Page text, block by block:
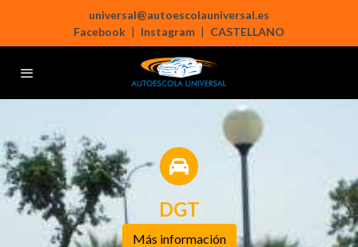
universal@autoescolauniversal.es
Facebook | Instagram | CASTELLANO
DGT
Más información